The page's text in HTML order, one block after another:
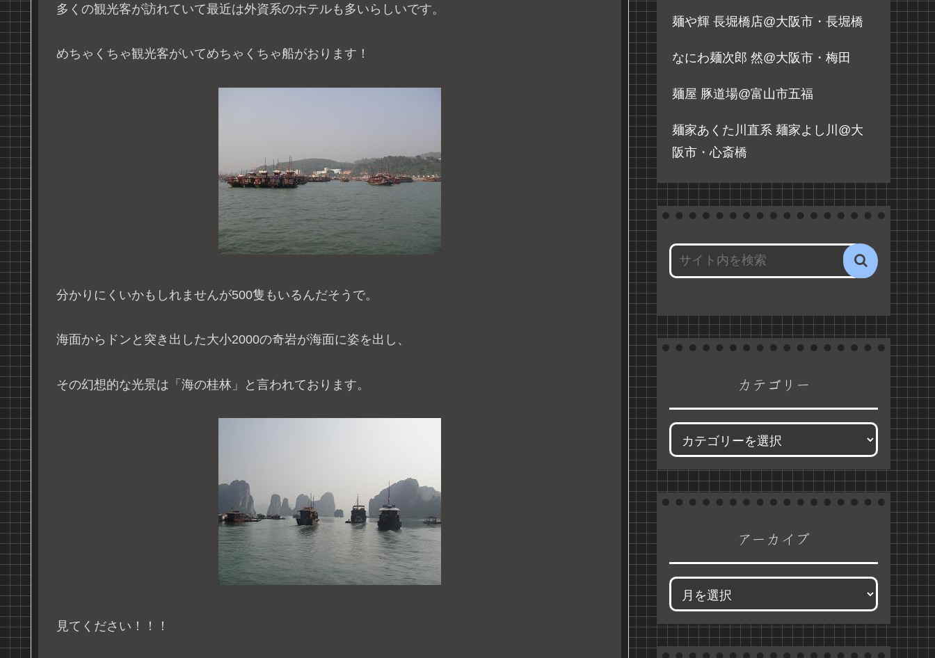
多くの観光客が訪れていて最近は外資系のホテルも多いらしいです。
めちゃくちゃ観光客がいてめちゃくちゃ船がおります！
分かりにくいかもしれませんが500隻もいるんだそうで。
海面からドンと突き出した大小2000の奇岩が海面に姿を出し、
その幻想的な光景は「海の桂林」と言われております。
見てください！！！
麺や輝 長堀橋店@大阪市・長堀橋
なにわ麺次郎 然@大阪市・梅田
麺屋 豚道場@富山市五福
麺家あくた川直系 麺家よし川@大
阪市・心斎橋
カテゴリー
アーカイブ